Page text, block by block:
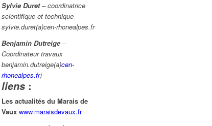
Sylvie Duret – coordinatrice
scientifique et technique
sylvie.duret(a)cen-rhonealpes.fr
Benjamin Dutreige –
Coordinateur travaux
benjamin.dutreige(a)cen-
rhonealpes.fr)
liens :
Les actualités du Marais de
Vaux www.maraisdevaux.fr